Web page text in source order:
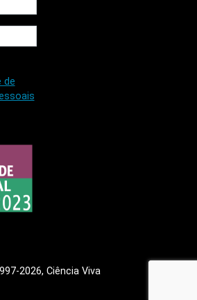
de
-2026, Ciência Viva